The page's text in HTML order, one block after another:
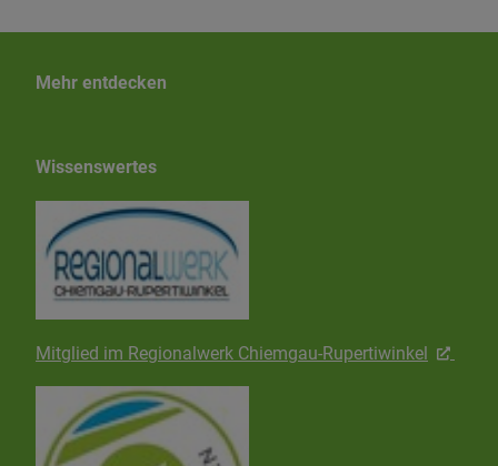
Mehr entdecken
Wissenswertes
Mitglied im Regionalwerk Chiemgau-Rupertiwinkel